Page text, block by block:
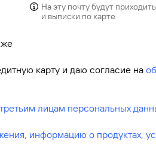
На эту почту будут
и выписки по карте
карту и даю согласие на
лицам персональных
информацию о продуктах,